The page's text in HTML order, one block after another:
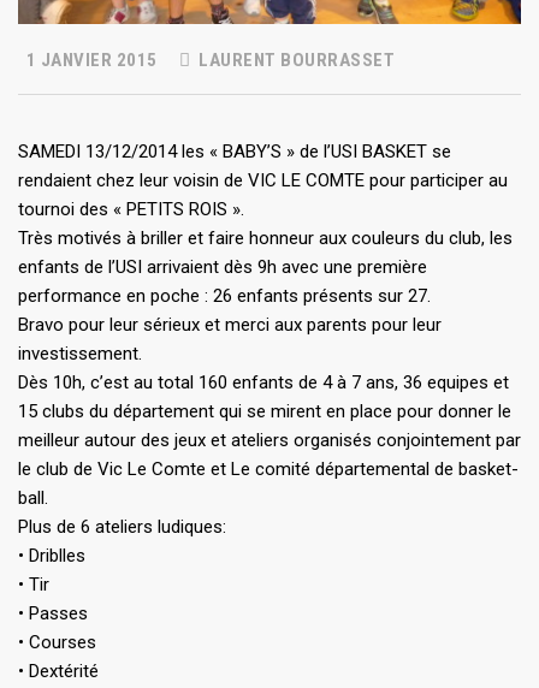
1 JANVIER 2015 LAURENT BOURRASSET
SAMEDI 13/12/2014 les « BABY’S » de l’USI BASKET se
rendaient chez leur voisin de VIC LE COMTE pour participer au
tournoi des « PETITS ROIS ».
Très motivés à briller et faire honneur aux couleurs du club, les
enfants de l’USI arrivaient dès 9h avec une première
performance en poche : 26 enfants présents sur 27.
Bravo pour leur sérieux et merci aux parents pour leur
investissement.
Dès 10h, c’est au total 160 enfants de 4 à 7 ans, 36 equipes et
15 clubs du département qui se mirent en place pour donner le
meilleur autour des jeux et ateliers organisés conjointement par
le club de Vic Le Comte et Le comité départemental de basket-
ball.
Plus de 6 ateliers ludiques:
• Driblles
• Tir
• Passes
• Courses
• Dextérité